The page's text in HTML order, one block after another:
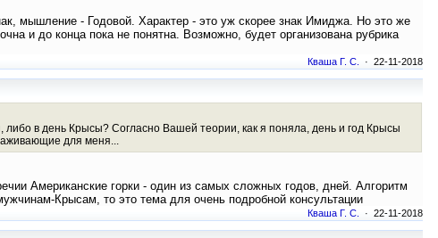
мышление - Годовой. Характер - это уж скорее знак Имиджа. Но это же
и до конца пока не понятна. Возможно, будет организована рубрика
Кваша Г. С. · 22-11-2018
в день Крысы? Согласно Вашей теории, как я поняла, день и год Крысы
для меня...
Американские горки - один из самых сложных годов, дней. Алгоритм
Крысам, то это тема для очень подробной консультации
Кваша Г. С. · 22-11-2018